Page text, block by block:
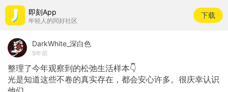
即刻App
年轻人的同好社区
下载
DarkWhite_深白色
5年前
整理了今年观察到的松弛生活样本👇
光是知道这些不卷的真实存在，都会安心许多。很庆幸认识